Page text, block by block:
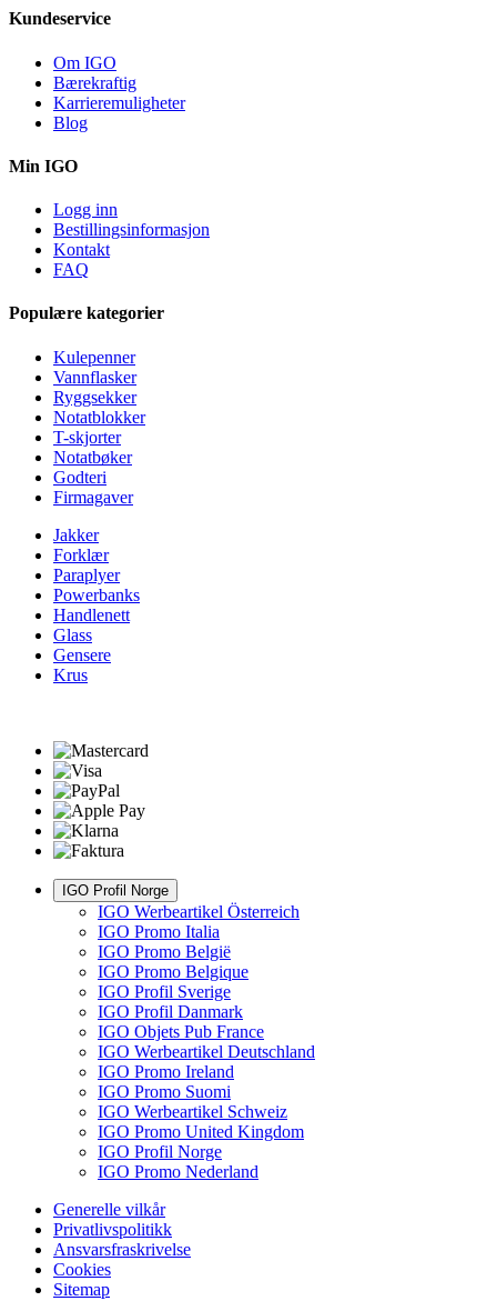
Kundeservice
Om IGO
Bærekraftig
Karrieremuligheter
Blog
Min IGO
Logg inn
Bestillingsinformasjon
Kontakt
FAQ
Populære kategorier
Kulepenner
Vannflasker
Ryggsekker
Notatblokker
T-skjorter
Notatbøker
Godteri
Firmagaver
Jakker
Forklær
Paraplyer
Powerbanks
Handlenett
Glass
Gensere
Krus
IGO Profil Norge
IGO Werbeartikel Österreich
IGO Promo Italia
IGO Promo België
IGO Promo Belgique
IGO Profil Sverige
IGO Profil Danmark
IGO Objets Pub France
IGO Werbeartikel Deutschland
IGO Promo Ireland
IGO Promo Suomi
IGO Werbeartikel Schweiz
IGO Promo United Kingdom
IGO Profil Norge
IGO Promo Nederland
Generelle vilkår
Privatlivspolitikk
Ansvarsfraskrivelse
Cookies
Sitemap